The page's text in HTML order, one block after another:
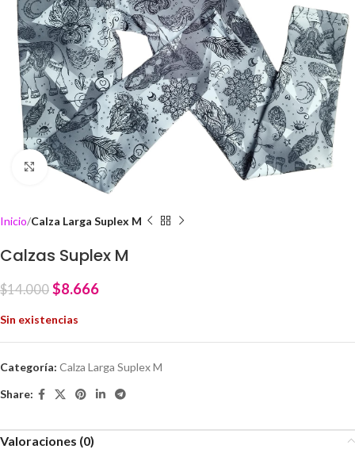
Click to enlarge
Inicio Calza Larga Suplex M
Calzas Suplex M
$14.000 $8.666
Sin existencias
Categoría: Calza Larga Suplex M
Share:
Valoraciones (0)